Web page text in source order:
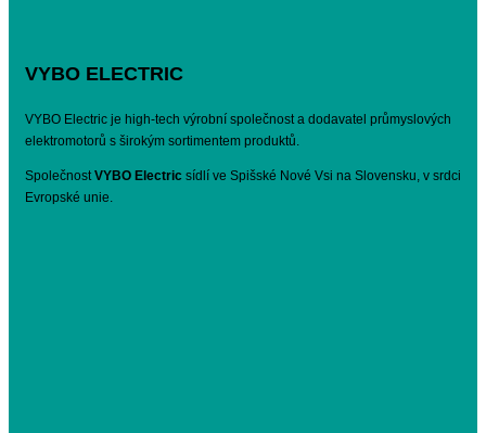
VYBO ELECTRIC
VYBO Electric je high-tech výrobní společnost a dodavatel průmyslových
elektromotorů s širokým sortimentem produktů.
SpolečnostVYBO Electric sídlí ve Spišské Nové Vsi na Slovensku, v srdci
Evropské unie.